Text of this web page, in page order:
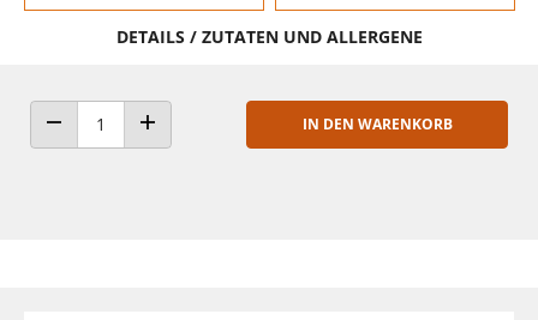
DETAILS / ZUTATEN UND ALLERGENE
ANZAHL VERRINGERNANZAHL ERHÖHEN
IN DEN WARENKORB